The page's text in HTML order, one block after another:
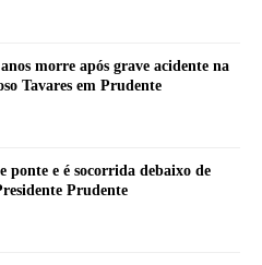
morre após grave acidente na
Tavares em Prudente
ponte e é socorrida debaixo de
Prudente